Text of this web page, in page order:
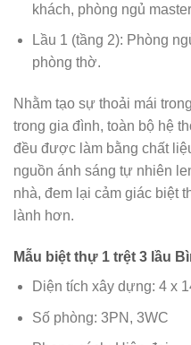
khách, phòng ngủ
Lầu 1 (tầng 2): Phòng
phòng thờ.
Nhằm tạo sự thoải mái
trong gia đình, toàn bộ hệ
đều được làm bằng chất
nguồn ánh sáng tự nhiên
nhà, đem lại cảm giác biệt
lành hơn.
Mẫu biệt thự 1 trệt 3 lầu
Diện tích xây dựng: 4 x
Số phòng: 3PN, 3WC